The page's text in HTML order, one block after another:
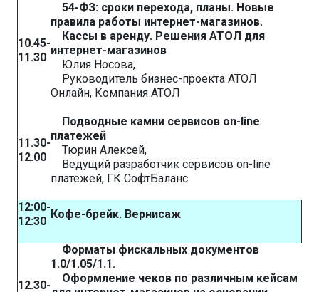
10.45-
11.30
54-ФЗ: сроки перехода, планы. Новые
правила работы интернет-магазинов.
Кассы в аренду. Решения АТОЛ для
интернет-магазинов
Юлия Носова,
Руководитель бизнес-проекта АТОЛ
Онлайн, Компания АТОЛ
11.30-
12.00
Подводные камни сервисов on-line
платежей
Тюрин Алексей,
Ведущий разработчик сервисов on-line
платежей, ГК СофтБаланс
12:00-
12:30
Кофе-брейк. Вернисаж
12.30-
Форматы фискальных документов
1.0/1.05/1.1.
Оформление чеков по различным кейсам